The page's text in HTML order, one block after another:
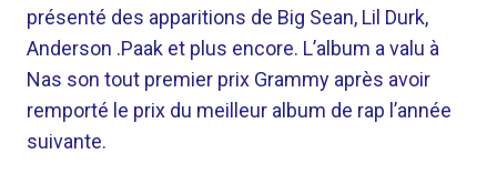
présenté des apparitions de Big Sean, Lil Durk,
Anderson .Paak et plus encore. L’album a valu à
Nas son tout premier prix Grammy après avoir
remporté le prix du meilleur album de rap l’année
suivante.